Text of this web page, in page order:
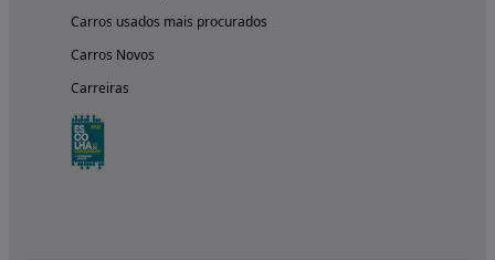
Carros usados mais procurados
Carros Novos
Carreiras